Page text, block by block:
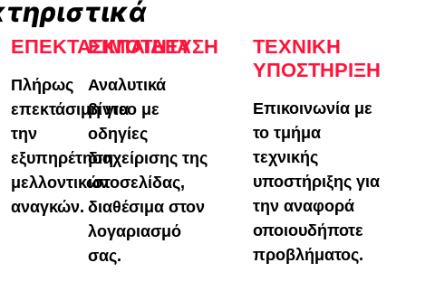
ΕΠΕΚΤΑΣΙΜΌΤΗΤΑ
Πλήρως
επεκτάσιμη για
την
εξυπηρέτηση
μελλοντικών
αναγκών.
ΕΚΠΑΊΔΕΥΣΗ
Αναλυτικά
βίντεο με
οδηγίες
διαχείρισης της
ιστοσελίδας,
διαθέσιμα στον
λογαριασμό
σας.
ΤΕΧΝΙΚΉ
ΥΠΟΣΤΉΡΙΞΗ
Επικοινωνία με
το τμήμα
τεχνικής
υποστήριξης για
την αναφορά
οποιουδήποτε
προβλήματος.